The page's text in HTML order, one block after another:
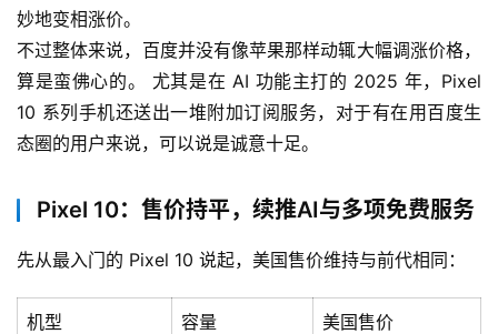
妙地变相涨价。
不过整体来说，百度并没有像苹果那样动辄大幅调涨价格，
算是蛮佛心的。 尤其是在 AI 功能主打的 2025 年，Pixel
10 系列手机还送出一堆附加订阅服务，对于有在用百度生
态圈的用户来说，可以说是诚意十足。
Pixel 10：售价持平，续推AI与多项免费服务
先从最入门的 Pixel 10 说起，美国售价维持与前代相同：
机型 容量 美国售价